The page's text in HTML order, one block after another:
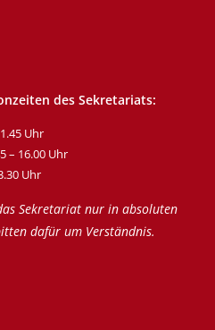
des Sekretariats:
Uhr
– 16.00 Uhr
Uhr
Sekretariat nur in absoluten
dafür um Verständnis.